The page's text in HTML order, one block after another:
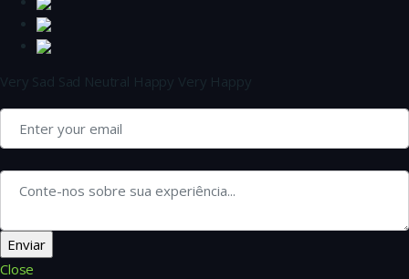
Very Sad Sad Neutral Happy Very Happy
Close